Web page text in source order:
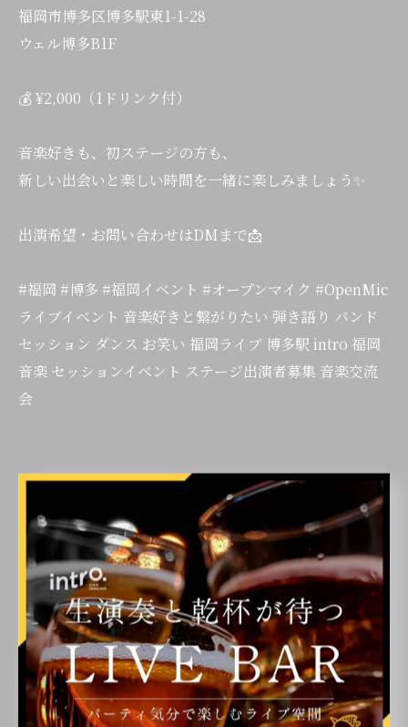
福岡市博多区博多駅東1-1-28
ウェル博多B1F
💰 ¥2,000（1ドリンク付）
音楽好きも、初ステージの方も、
新しい出会いと楽しい時間を一緒に楽しみましょう✨
出演希望・お問い合わせはDMまで📩
#福岡 #博多 #福岡イベント #オープンマイク #OpenMic
ライブイベント 音楽好きと繋がりたい 弾き語り バンド
セッション ダンス お笑い 福岡ライブ 博多駅 intro 福岡
音楽 セッションイベント ステージ出演者募集 音楽交流
会
< 前のページ 一覧に戻る 次のページ >
関連タグ
#博多